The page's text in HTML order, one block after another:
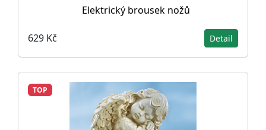
Elektrický brousek nožů
629 Kč Detail
TOP